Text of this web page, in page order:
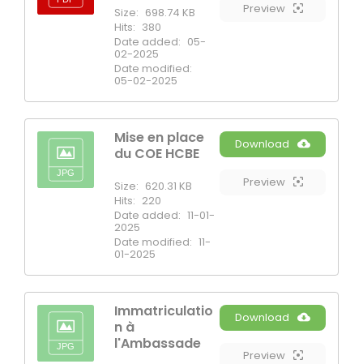
Size: 698.74 KB
Hits: 380
Date added: 05-
02-2025
Date modified:
05-02-2025
Preview
Mise en place
du COE HCBE
Size: 620.31 KB
Hits: 220
Date added: 11-01-
2025
Date modified: 11-
01-2025
Download
Preview
Immatriculatio
n à
l'Ambassade
Download
Preview